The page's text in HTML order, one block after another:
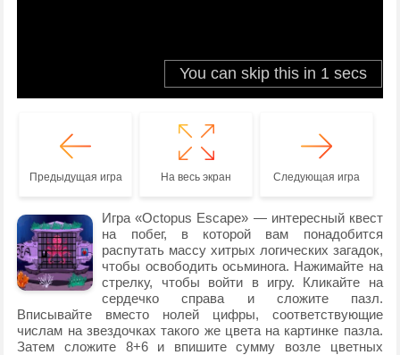
Предыдущая игра На весь экран Следующая игра
Игра «Octopus Escape» — интересный квест
на побег, в которой вам понадобится
распутать массу хитрых логических загадок,
чтобы освободить осьминога. Нажимайте на
стрелку, чтобы войти в игру. Кликайте на
сердечко справа и сложите пазл.
Вписывайте вместо нолей цифры, соответствующие
числам на звездочках такого же цвета на картинке пазла.
Затем сложите 8+6 и впишите сумму возле цветных